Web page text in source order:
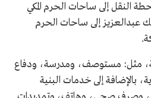
من محطة النقل إلى ساحات الحرم المكي
عبدالعزيز إلى ساحات الحرم
مثل: مستوصف، ومدرسة، ودفاع
بالإضافة إلى خدمات البنية